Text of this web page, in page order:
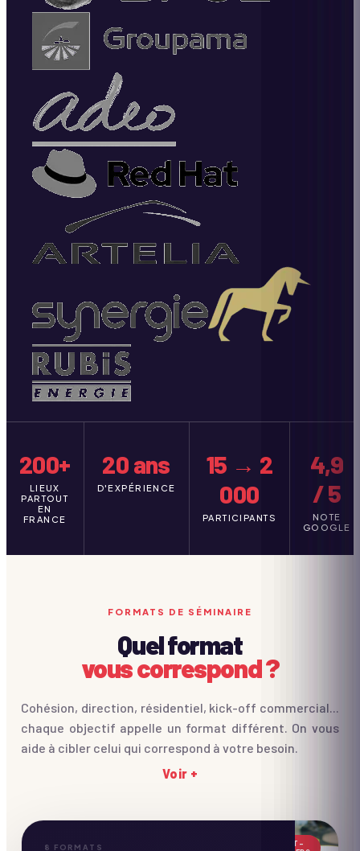
200+
LIEUX
PARTOUT
EN
FRANCE
20 ans
D'EXPÉRIENCE
15 → 2
000
PARTICIPANTS
4,9
/ 5
NOTE
GOOGLE
FORMATS DE SÉMINAIRE
Quel format
vous correspond ?
Cohésion, direction, résidentiel, kick-off commercial...
chaque objectif appelle un format différent. On vous
aide à cibler celui qui correspond à votre besoin.
Voir +
8 FORMATS
BEST-